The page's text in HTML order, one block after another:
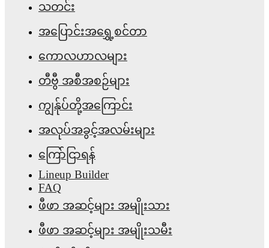
သတင်း
အပြောင်းအရွှေ့စင်တာ
ကောလဟာလများ
တီဗွီ အစီအစဉ်များ
ကျွန်ုပ်တို့အကြောင်း
အလုပ်အခွင့်အလမ်းများ
ကြော်ငြာရန်
Lineup Builder
FAQ
ဖီဖာ အဆင့်များ အမျိုးသား
ဖီဖာ အဆင့်များ အမျိုးသမီး